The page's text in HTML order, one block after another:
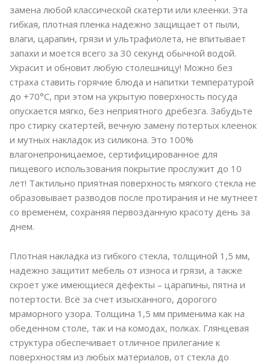
замена любой классической скатерти или клеенки. Эта
гибкая, плотная пленка надежно защищает от пыли,
влаги, царапин, грязи и ультрафиолета, не впитывает
запахи и моется всего за 30 секунд обычной водой.
Украсит и обновит любую столешницу! Можно без
страха ставить горячие блюда и напитки температурой
до +70°C, при этом на укрытую поверхность посуда
опускается мягко, без неприятного дребезга. Забудьте
про стирку скатертей, вечную замену потертых клеенок
и мутных накладок из силикона. Это 100%
влагонепроницаемое, сертифицированное для
пищевого использования покрытие прослужит до 10
лет! Тактильно приятная поверхность мягкого стекла не
образовывает разводов после протирания и не мутнеет
со временем, сохраняя первозданную красоту день за
днем.
Плотная накладка из гибкого стекла, толщиной 1,5 мм,
надежно защитит мебель от износа и грязи, а также
скроет уже имеющиеся дефекты – царапины, пятна и
потертости. Всё за счет изысканного, дорогого
мраморного узора. Толщина 1,5 мм применима как на
обеденном столе, так и на комодах, полках. Глянцевая
структура обеспечивает отличное прилегание к
поверхностям из любых материалов, от стекла до